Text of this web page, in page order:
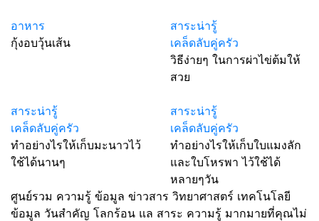
อาหาร
กุ้งอบวุ้นเส้น
สาระน่ารู้
เคล็ดลับคู่ครัว
วิธีง่ายๆ ในการผ่าไข่ต้มให้
สวย
สาระน่ารู้
เคล็ดลับคู่ครัว
ทำอย่างไรให้เก็บมะนาวไว้
ใช้ได้นานๆ
สาระน่ารู้
เคล็ดลับคู่ครัว
ทำอย่างไรให้เก็บใบแมงลัก
และใบโหรพา ไว้ใช้ได้
หลายๆวัน
ศูนย์รวม ความรู้ ข้อมูล ข่าวสาร วิทยาศาสตร์ เทคโนโลยี
ข้อมูล วันสำคัญ โลกร้อน แล สาระ ความรู้ มากมายที่คุณไม่